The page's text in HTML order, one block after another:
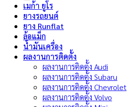
เมก้า ยูโร
ยางรถยนต์
ยาง Runflat
ล้อแม็ก
น้ำมันเครื่อง
ผลงานการติดตั้ง
ผลงานการติดตั้ง Audi
ผลงานการติดตั้ง Subaru
ผลงานการติดตั้ง Chevrolet
ผลงานการติดตั้ง Volvo